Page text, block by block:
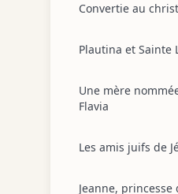
Convertie au
Plautina et Sainte
Une mère
Flavia
Les amis juifs de
Jeanne, princesse